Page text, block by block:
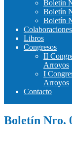
Boletín
Boletín
Boletín
Colaboraciones
Libros
Congresos
II
Arroyos
I
Arroyos
Contacto
Boletín Nro.